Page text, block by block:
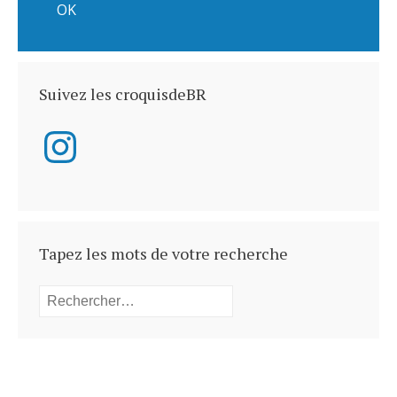
Suivez les croquisdeBR
Instagram
Tapez les mots de votre recherche
Rechercher :